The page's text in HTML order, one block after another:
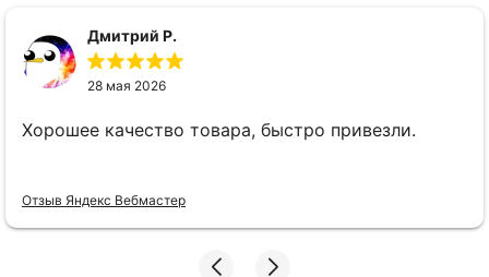
Дмитрий Р.
28 мая 2026
Хорошее качество товара, быстро привезли.
Отзыв Яндекс Вебмастер